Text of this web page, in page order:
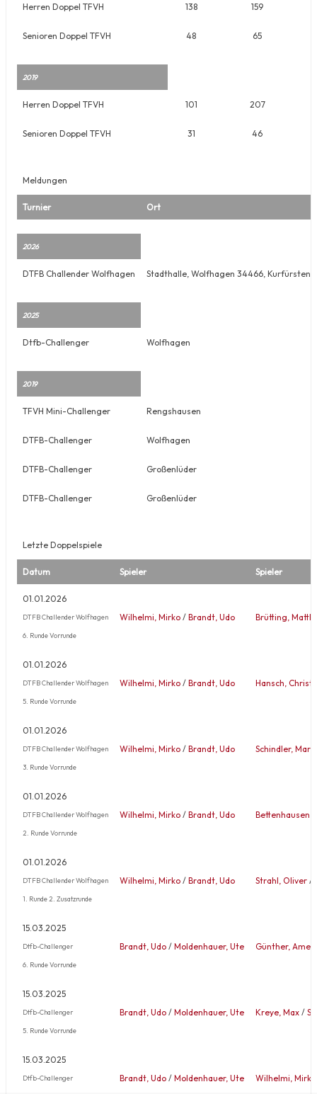
Herren Doppel TFVH 138 159
Senioren Doppel TFVH 48 65
2019
Herren Doppel TFVH 101 207
Senioren Doppel TFVH 31 46
Meldungen
Turnier Ort
2026
DTFB Challender Wolfhagen Stadthalle, Wolfhagen 34466,
2025
Dtfb-Challenger Wolfhagen
2019
TFVH Mini-Challenger Rengshausen
DTFB-Challenger Wolfhagen
DTFB-Challenger Großenlüder
DTFB-Challenger Großenlüder
Letzte Doppelspiele
Datum Spieler Spieler
01.01.2026
DTFB Challender Wolfhagen
6. Runde Vorrunde
Wilhelmi, Mirko / Brandt, Udo Brütting,
01.01.2026
DTFB Challender Wolfhagen
5. Runde Vorrunde
Wilhelmi, Mirko / Brandt, Udo Hansch,
01.01.2026
DTFB Challender Wolfhagen
3. Runde Vorrunde
Wilhelmi, Mirko / Brandt, Udo Schindler,
01.01.2026
DTFB Challender Wolfhagen
2. Runde Vorrunde
Wilhelmi, Mirko / Brandt, Udo Bettenhausen,
01.01.2026
DTFB Challender Wolfhagen
1. Runde 2. Zusatzrunde
Wilhelmi, Mirko / Brandt, Udo Strahl, Oliver /
15.03.2025
Dtfb-Challenger
6. Runde Vorrunde
Brandt, Udo / Moldenhauer, Ute Günther,
15.03.2025
Dtfb-Challenger
5. Runde Vorrunde
Brandt, Udo / Moldenhauer, Ute Kreye, Max /
15.03.2025
Dtfb-Challenger Brandt, Udo / Moldenhauer, Ute Wilhelmi, Mirko